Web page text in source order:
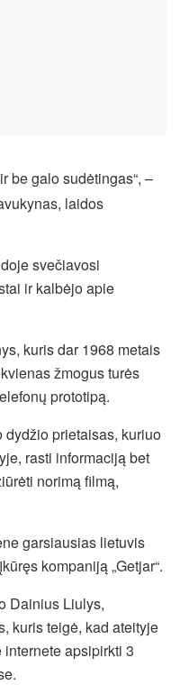
be galo sudėtingas“, –
laidos
svečiavosi
ir kalbėjo apie
kuris dar 1968 metais
žmogus turės
prototipą.
dydžio prietaisas, kuriuo
rasti informaciją bet
norimą filmą,
garsiausias lietuvis
kompaniją „Getjar“.
Dainius Liulys,
kuris teigė, kad ateityje
apsipirkti 3